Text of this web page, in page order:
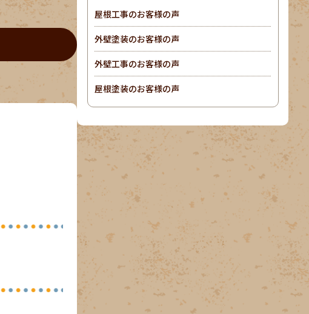
屋根工事のお客様の声
外壁塗装のお客様の声
外壁工事のお客様の声
屋根塗装のお客様の声